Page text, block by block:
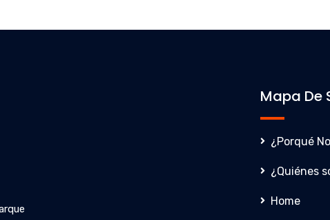
Mapa De
¿Porqué
¿Quiénes
Home